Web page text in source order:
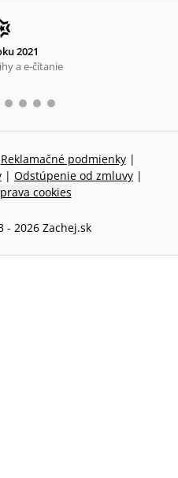
2021
a e-čítanie
Reklamačné podmienky |
| Odstúpenie od zmluvy |
cookies
- 2026 Zachej.sk